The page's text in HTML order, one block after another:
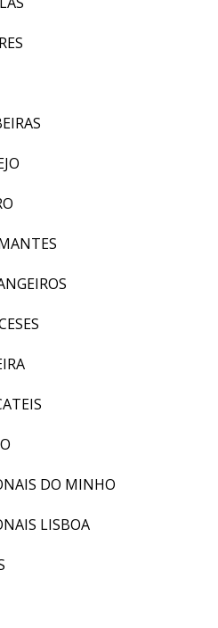
DO MINHO
LISBOA